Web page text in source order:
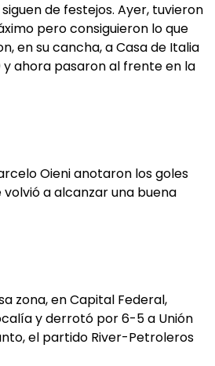
de festejos. Ayer, tuvieron
pero consiguieron lo que
en su cancha, a Casa de Italia
ahora pasaron al frente en la
Oieni anotaron los goles
a alcanzar una buena
zona, en Capital Federal,
y derrotó por 6-5 a Unión
el partido River-Petroleros